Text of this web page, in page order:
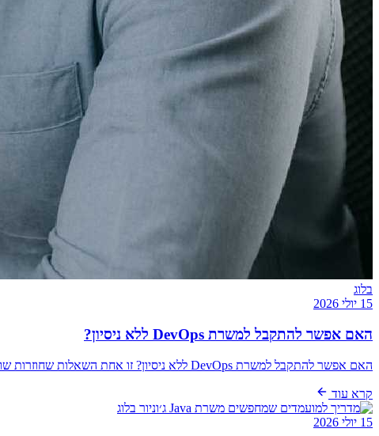
בלוג
15 יולי 2026
האם אפשר להתקבל למשרת DevOps ללא ניסיון?
האם אפשר להתקבל למשרת DevOps ללא ניסיון? זו אחת השאלות שחוזרות שוב ושוב אצל בוגרי קורסים, אנשי QA, מפתחים בתחילת הדרך וגם אצל מי שכבר עובדים בטכנולוג…
קרא עוד
בלוג
15 יולי 2026